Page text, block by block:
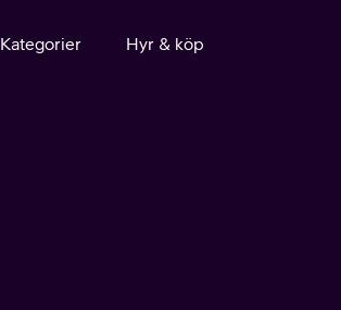
Kategorier Hyr & köp